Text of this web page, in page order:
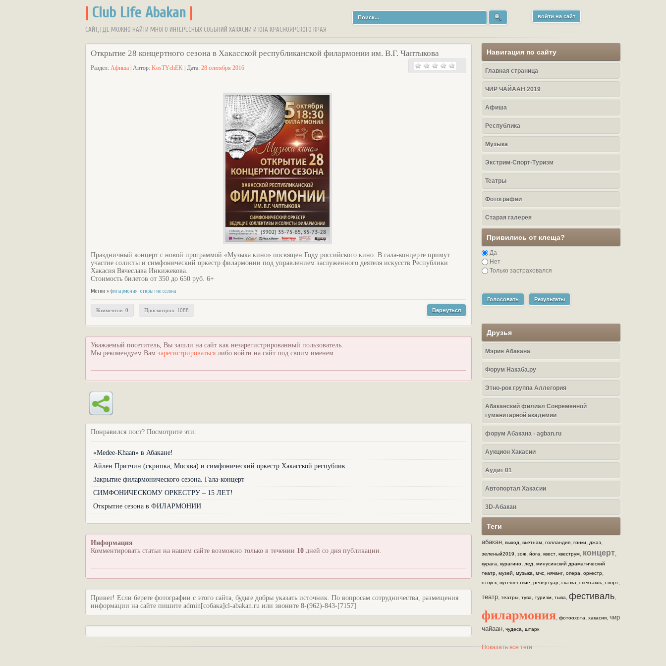
Club Life Abakan
САЙТ, ГДЕ МОЖНО НАЙТИ МНОГО ИНТЕРЕСНЫХ СОБЫТИЙ ХАКАСИИ И ЮГА КРАСНОЯРСКОГО КРАЯ
войти на сайт
Открытие 28 концертного сезона в Хакасской республиканской филармонии им. В.Г. Чаптыкова
Раздел: Афиша | Автор: KosTYchEK | Дата: 28 сентября 2016
Праздничный концерт с новой программой «Музыка кино» посвящен Году российского кино. В гала-концерте примут
участие солисты и симфонический оркестр филармонии под управлением заслуженного деятеля искусств Республики
Хакасия Вячеслава Инкижекова.
Стоимость билетов от 350 до 650 руб. 6+
Метки » филармония, открытие сезона
Комментов: 0 Просмотров: 1088 Вернуться
Уважаемый посетитель, Вы зашли на сайт как незарегистрированный пользователь.
Мы рекомендуем Вам зарегистрироваться либо войти на сайт под своим именем.
Понравился пост? Посмотрите эти:
«Medee-Khaan» в Абакане!
Айлен Притчин (скрипка, Москва) и симфонический оркестр Хакасской республик ...
Закрытие филармонического сезона. Гала-концерт
СИМФОНИЧЕСКОМУ ОРКЕСТРУ – 15 ЛЕТ!
Открытие сезона в ФИЛАРМОНИИ
Информация
Комментировать статьи на нашем сайте возможно только в течении 10 дней со дня публикации.
Привет! Если берете фотографии с этого сайта, будьте добры указать источник. По вопросам сотрудничества, размещения
информации на сайте пишите admin[собака]cl-abakan.ru или звоните 8-(962)-843-[7157]
Навигация по сайту
Главная страница
ЧИР ЧАЙААН 2019
Афиша
Республика
Музыка
Экстрим-Спорт-Туризм
Театры
Фотографии
Старая галерея
Привились от клеща?
Да
Нет
Только застраховался
Голосовать Результаты
Друзья
Мэрия Абакана
Форум Накаба.ру
Этно-рок группа Аллегория
Абаканский филиал Современной
гуманитарной академии
форум Абакана - agban.ru
Аукцион Хакасии
Аудит 01
Автопортал Хакасии
3D-Абакан
Теги
абакан, выход, вьетнам, голландия, гонки, джаз,
зеленый2019, зож, йога, квест, квеструм, концерт,
курага, курагино, лед, минусинский драматический
театр, музей, музыка, мчс, нячанг, опера, оркестр,
отпуск, путешествие, репертуар, сказка, спектакль, спорт,
театр, театры, тува, туризм, тыва, фестиваль,
филармония, фотоохота, хакасия, чир
чайаан, чудеса, штарк
Показать все теги